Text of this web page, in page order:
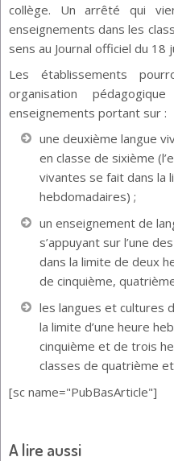
collège. Un arrêté qui
enseignements dans les
sens au Journal officiel du 18
Les établissements
organisation
enseignements portant sur :
une deuxième langue
en classe de sixième
vivantes se fait dans la
hebdomadaires) ;
un enseignement de
s’appuyant sur l’une
dans la limite de deux
de cinquième,
les langues et cultures
la limite d’une heure
cinquième et de trois
classes de quatrième
[sc name="PubBasArticle"]
A lire aussi